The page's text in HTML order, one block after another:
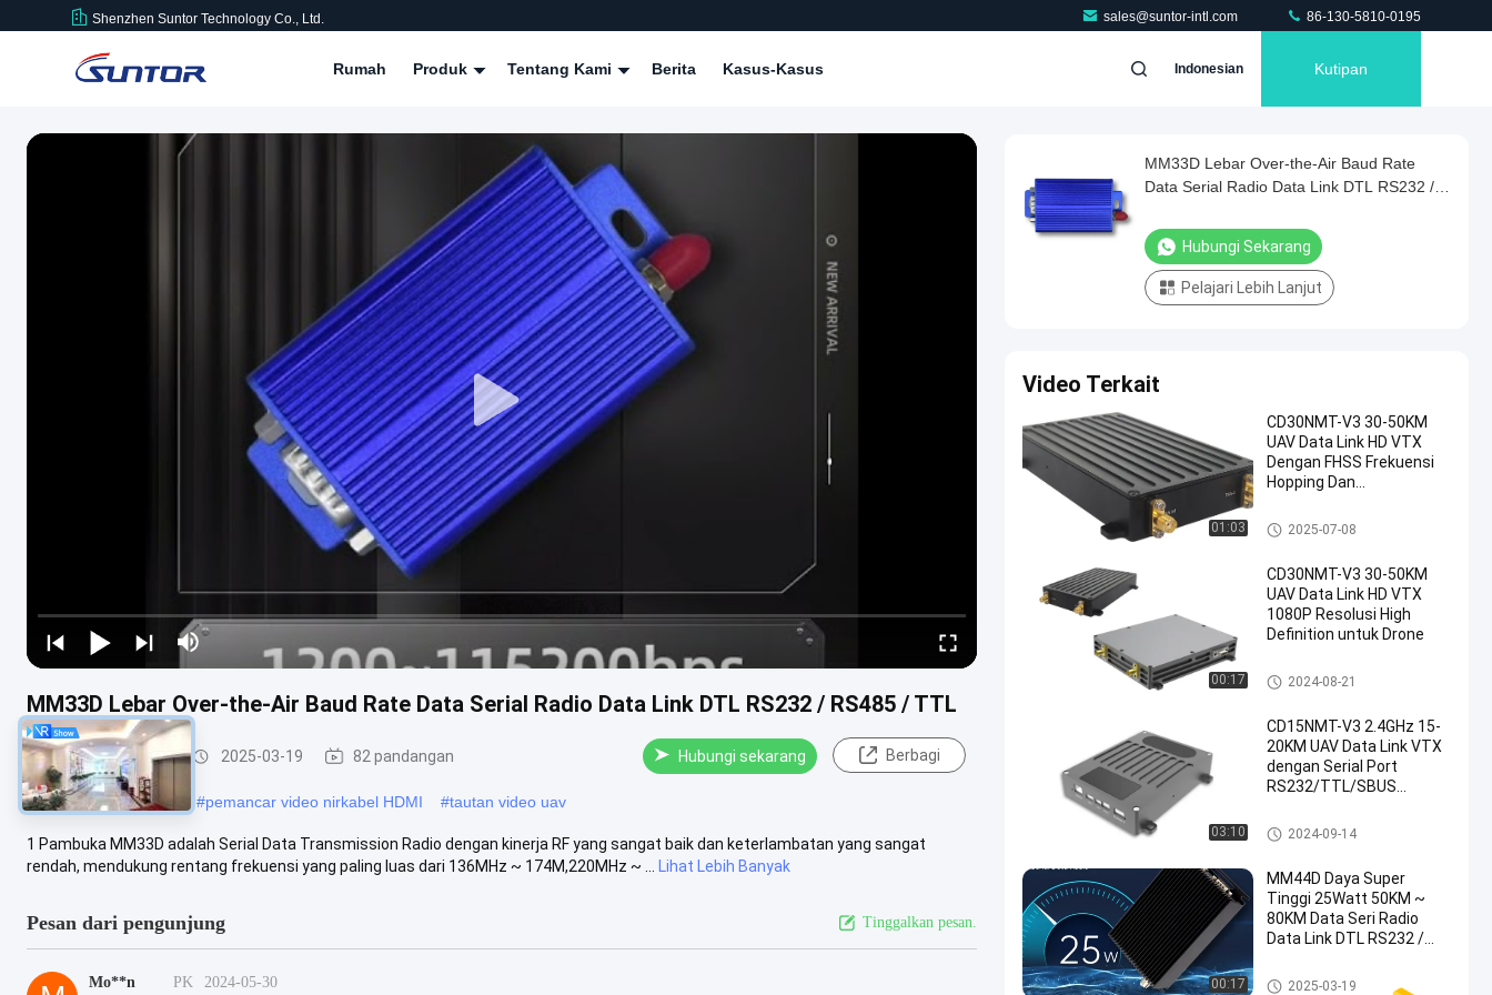
Shenzhen Suntor Technology Co., Ltd. sales@suntor-intl.com 86-130-5810-0195
Rumah Produk Tentang Kami Berita Kasus-Kasus Indonesian Kutipan
MM33D Lebar Over-the-Air Baud Rate Data Serial Radio Data Link DTL RS232 / RS485 / TTL
Tautan Data UAV 2025-03-19 82 pandangan Hubungi sekarang Berbagi
#pemancar video uav #pemancar video nirkabel HDMI #tautan video uav
1 Pambuka MM33D adalah Serial Data Transmission Radio dengan kinerja RF yang sangat baik dan keterlambatan yang sangat
rendah, mendukung rentang frekuensi yang paling luas dari 136MHz ~ 174M,220MHz ~ ...
Lihat Lebih Banyak
Pesan dari pengunjung Tinggalkan pesan.
Mo**n PK 2024-05-30
MM33D Lebar Over-the-Air Baud Rate
Data Serial Radio Data Link DTL RS232 /
Hubungi Sekarang
Pelajari Lebih Lanjut
Video Terkait
01:03
CD30NMT-V3 30-50KM
UAV Data Link HD VTX
Dengan FHSS Frekuensi
Hopping Dan
AES128 Untuk Drone
Tautan Data UAV
2025-07-08
00:17
CD30NMT-V3 30-50KM
UAV Data Link HD VTX
1080P Resolusi High
Definition untuk Drone
Tautan Data UAV
2024-08-21
03:10
CD15NMT-V3 2.4GHz 15-
20KM UAV Data Link VTX
dengan Serial Port
RS232/TTL/SBUS
Drone
Tautan Data UAV
2024-09-14
00:17
MM44D Daya Super
Tinggi 25Watt 50KM ~
80KM Data Seri Radio
Data Link DTL RS232 /
Tautan Data UAV
2025-03-19